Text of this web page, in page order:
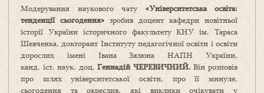
Модерування наукового чату «Університетська освіта:
тенденції сьогодення» зробив доцент кафедри новітньої
історії України історичного факультету КНУ ім. Тараса
Шевченка, докторант Інституту педагогічної освіти і освіти
дорослих імені Івана Зязюна НАПН України,
канд. іст. наук, доц.Геннадій ЧЕРЕВИЧНИЙ. Він розповів
про шлях університетської освіти, про її минуле,
сьогодення та окреслив, які виклики очікувати у